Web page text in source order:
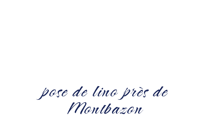
pose de lino près de
Montbazon